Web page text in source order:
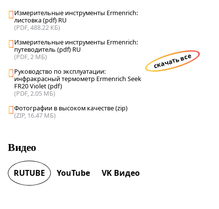
Измерительные инструменты Ermenrich:
листовка (pdf) RU
(PDF, 488.22 КБ)
Измерительные инструменты Ermenrich:
путеводитель (pdf) RU
(PDF, 2 МБ)
Руководство по эксплуатации:
инфракрасный термометр Ermenrich Seek
FR20 Violet (pdf)
(PDF, 2.05 МБ)
Фотографии в высоком качестве (zip)
(ZIP, 16.47 МБ)
скачать все
Видео
RUTUBE YouTube VK Видео